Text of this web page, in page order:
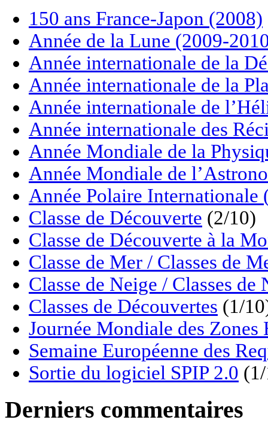
150 ans France-Japon (2008)
Année de la Lune (2009-
Année internationale de la
Année internationale de la
Année internationale de
Année internationale des
Année Mondiale de la
Année Mondiale de
Année Polaire Internationale
Classe de Découverte (2/10)
Classe de Découverte à la
Classe de Mer / Classes de
Classe de Neige / Classes de
Classes de Découvertes (1/
Journée Mondiale des
Semaine Européenne des
Sortie du logiciel SPIP 2.0
Derniers commentaires